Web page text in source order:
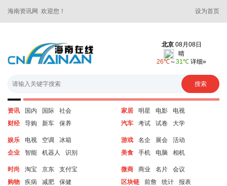
海南资讯网 欢迎您！ 设为首页
资讯 国内 国际
社会
财经
导购 新车 保养
家居 明星 电影
电视
汽车
考试 试卷 大学
娱乐 电视 空调
冰箱
企业
智能 机器人 识别
游戏 名企 展会
活动
美食
手机 电脑 相机
时尚 淘宝 京东
支付宝
购物
疾病 减肥 保健
微商 商业 名片
会议
区块链
前詹 统计 报表